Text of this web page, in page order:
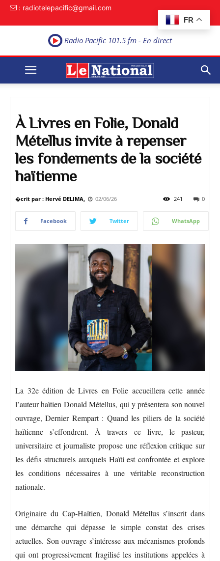
FR
: radiotelepacific@gmail.com
Radio Pacific 101.5 fm - En direct
À Livres en Folie, Donald
Métellus invite à repenser
les fondements de la société
haïtienne
�crit par : Hervé DELIMA, 02/06/26 0
241
Facebook Twitter WhatsApp
La 32e édition de Livres en Folie accueillera cette année
l’auteur haïtien Donald Métellus, qui y présentera son nouvel
ouvrage, Dernier Rempart : Quand les piliers de la société
haïtienne s’effondrent. À travers ce livre, le pasteur,
universitaire et journaliste propose une réflexion critique sur
les défis structurels auxquels Haïti est confrontée et explore
les conditions nécessaires à une véritable reconstruction
nationale.
Originaire du Cap-Haïtien, Donald Métellus s’inscrit dans
une démarche qui dépasse le simple constat des crises
actuelles. Son ouvrage s’intéresse aux mécanismes profonds
qui ont progressivement fragilisé les institutions appelées à